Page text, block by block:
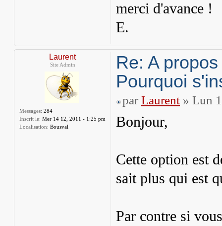
merci d'avance !
E.
Laurent
Site Admin
Messages: 284
Inscrit le: Mer 14 12, 2011 - 1:25 pm
Localisation: Bousval
Re: A
Pourquoi
par Laurent » Lun
Bonjour,
Cette option est
sait plus qui est
Par contre si